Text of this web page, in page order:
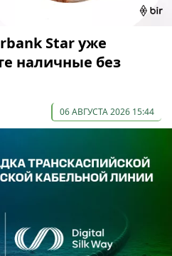
Star уже
наличные без
06 АВГУСТА 2026 15:44